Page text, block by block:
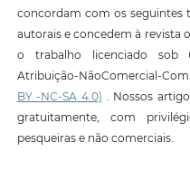
concordam com os seguintes
autorais e concedem à revista
o trabalho licenciado sob
Atribuição-NãoComercial-
BY -NC-SA 4.0) . Nossos
gratuitamente, com
pesqueiras e não comerciais.